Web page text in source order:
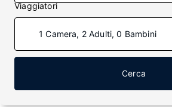
Viaggiatori
1 Camera, 2 Adulti, 0 Bambini
Cerca